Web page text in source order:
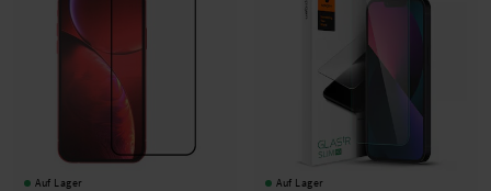
Auf Lager Auf Lager